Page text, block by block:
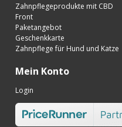
Zahnpflegeprodukte mit CBD
Front
Paketangebot
Geschenkkarte
Zahnpflege für Hund und Katze
Mein Konto
Login